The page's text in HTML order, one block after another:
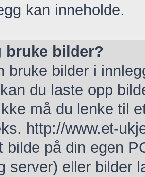
kan inneholde.
bruke bilder?
bruke bilder i
du laste opp
må du lenke til
http://www.et-
bilde på din egen
server) eller bilder